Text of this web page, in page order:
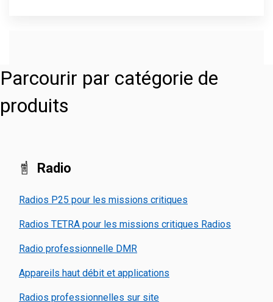
Parcourir par catégorie de
produits
Radio
Radios P25 pour les missions critiques
Radios TETRA pour les missions critiques Radios
Radio professionnelle DMR
Appareils haut débit et applications
Radios professionnelles sur site